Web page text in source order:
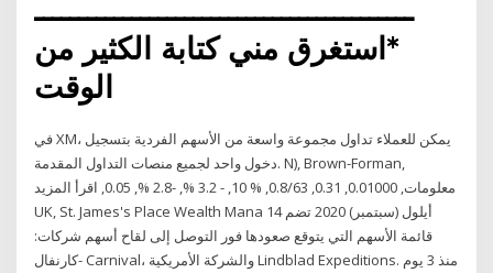
ـــــــــــــــــــــــــــــــــــــــــــ
*استغرق مني كتابة الكثير من
الوقت
في XM، يمكن للعملاء تداول مجموعة واسعة من الأسهم الفردية بتسجيل
دخول واحد لجميع منصات التداول المقدمة. N), Brown-Forman,
معلومات, 0.01000, 0.31, 0.8/63, % 10, - 3.2 %, -2.8 %, 0.05, اقرأ المزيد
UK, St. James's Place Wealth Mana 14 أيلول (سبتمبر) 2020 تضم
قائمة الأسهم التي يتوقع صعودها فور التوصل إلى لقاح أسهم شركات:
كارنفال- Carnival، والشركة الأمريكية Lindblad Expeditions. منذ 3 يوم